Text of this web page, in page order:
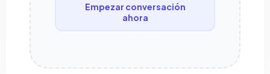
Empezar conversación
ahora